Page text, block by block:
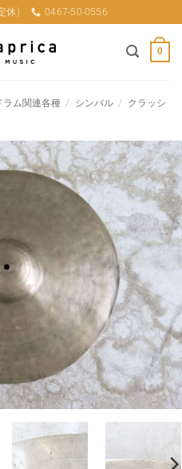
休) 0467-50-0556
0
ラム関連各種 / シンバル /
クラッシ